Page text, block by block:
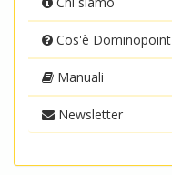
Cos'è Dominopoint
Manuali
Newsletter